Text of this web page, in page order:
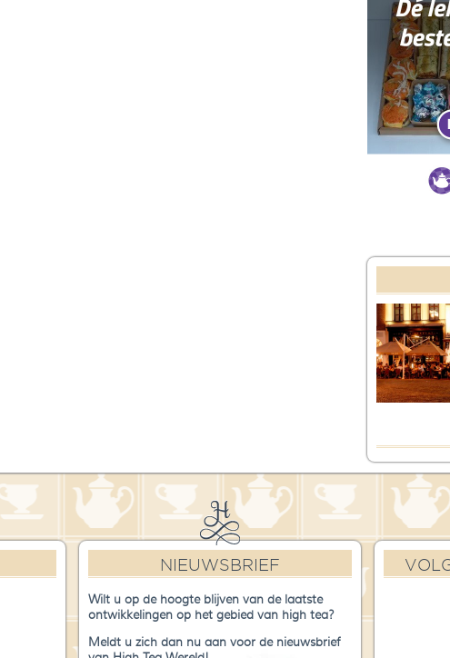
NIEUWSBRIEF
Wilt u op de hoogte blijven van de laatste
ontwikkelingen op het gebied van high tea?
Meldt u zich dan nu aan voor de nieuwsbrief